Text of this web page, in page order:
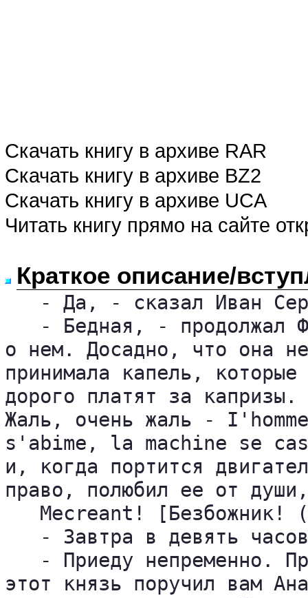
Скачать книгу в архиве RAR
Скачать книгу в архиве BZ2
Скачать книгу в архиве UCA
Читать книгу прямо на сайте
Краткое описание/
- Да, - сказал Иван
- Бедная, - продолжал
о нем. Досадно, что она
принимала капель,
дорого платят за
Жаль, очень жаль -
s'abime, la machine se
и, когда портится
право, полюбил ее от
Mecreant! [Безбожник!
- Завтра в девять
- Приеду непременно.
этот князь поручил вам